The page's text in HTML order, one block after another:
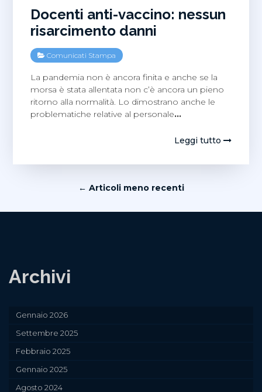
Docenti anti-vaccino: nessun
risarcimento danni
Comunicati Stampa
La pandemia non è ancora finita e anche se la
morsa è stata allentata non c’è ancora un pieno
ritorno alla normalità. Lo dimostrano anche le
problematiche relative al personale…
Leggi tutto
Navigazione
articoli
← Articoli meno recenti
Archivi
Gennaio 2026
Settembre 2025
Febbraio 2025
Gennaio 2025
Agosto 2024